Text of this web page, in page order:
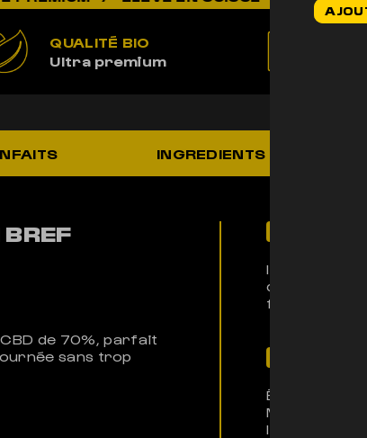
QUALITÉ BIO
Ultra premium
INGREDIENTS
de 70%, parfait
sans trop
Idéale pour
de CBD
fruités
Élaborée
Moon Rock
le domaine du